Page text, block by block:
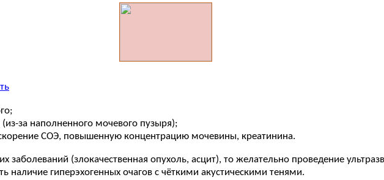
за наполненного мочевого пузыря);
СОЭ, повышенную концентрацию мочевины, креатинина.
заболеваний (злокачественная опухоль, асцит), то желательно проведение
наличие гиперэхогенных очагов с чёткими акустическими тенями.